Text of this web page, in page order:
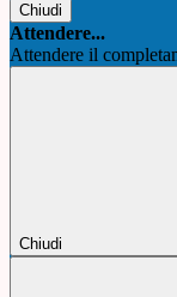
Chiudi
Attendere...
Attendere il
Chiudi